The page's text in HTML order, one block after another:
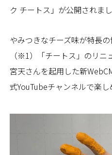
ク チートス」が公開されまし
やみつきなチーズ味が特長
（※1）「チートス」のリニ
宮天さんを起用した新
式YouTubeチャンネルで楽し